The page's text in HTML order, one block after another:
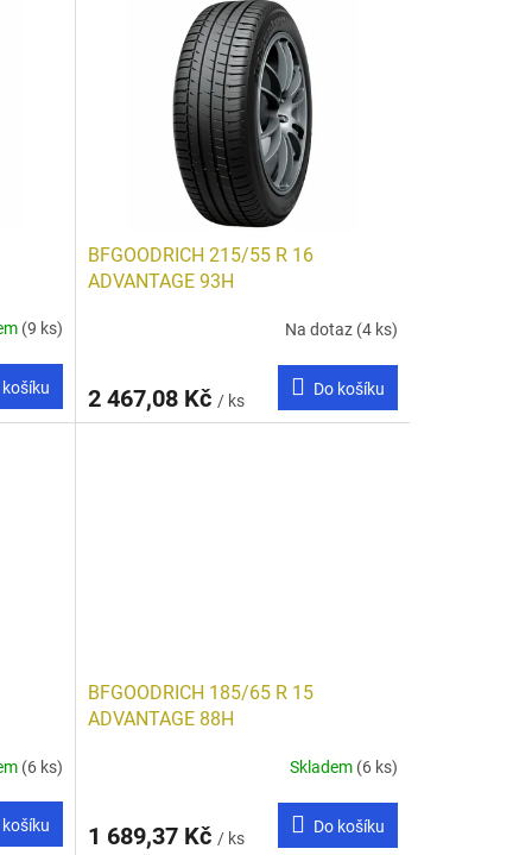
(9 ks)
košíku
BFGOODRICH 215/55 R 16
ADVANTAGE 93H
Na dotaz (4 ks)
2 467,08 Kč / ks
Do košíku
(6 ks)
košíku
BFGOODRICH 185/65 R 15
ADVANTAGE 88H
Skladem (6 ks)
1 689,37 Kč / ks
Do košíku